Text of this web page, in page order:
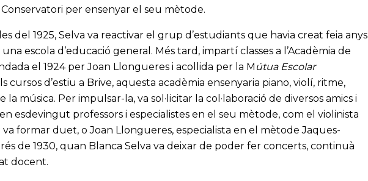
per ensenyar el seu mètode.
del 1925, Selva va reactivar el grup d’estudiants que havia creat feia anys
escola d’educació general. Més tard, impartí classes a l’Acadèmia de
el 1924 per Joan Llongueres i acollida per la M útua Escolar
cursos d’estiu a Brive, aquesta acadèmia ensenyaria piano, violí, ritme,
la música. Per impulsar-la, va sol·licitar la col·laboració de diversos amics i
esdevingut professors i especialistes en el seu mètode, com el violinista
va formar duet, o Joan Llongueres, especialista en el mètode Jaques-
de 1930, quan Blanca Selva va deixar de poder fer concerts, continuà
docent.